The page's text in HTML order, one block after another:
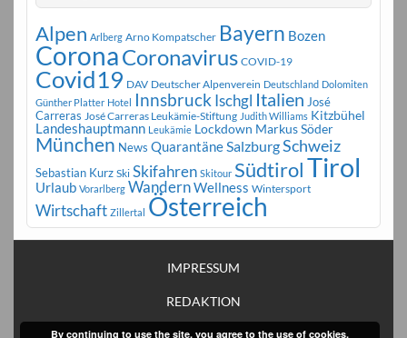
Alpen Arlberg Arno Kompatscher Bayern Bozen
CoronaCoronavirus COVID-19
Covid19 DAV Deutscher Alpenverein Deutschland Dolomiten
Günther Platter Hotel Innsbruck Ischgl Italien José
Carreras José Carreras Leukämie-Stiftung Judith Williams Kitzbühel
Landeshauptmann Leukämie Lockdown Markus Söder
München News Quarantäne SalzburgSchweiz
Sebastian Kurz Ski Skifahren Skitour SüdtirolTirol
Urlaub Vorarlberg WandernWellness Wintersport
Wirtschaft Zillertal Österreich
IMPRESSUM
REDAKTION
By continuing to use the site, you agree to the use of cookies.